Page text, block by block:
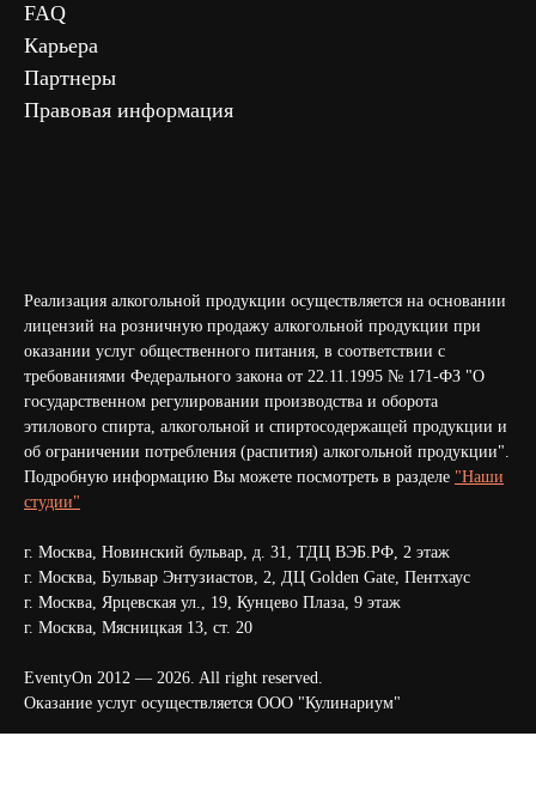
FAQ
Карьера
Партнеры
Правовая информация
Реализация алкогольной продукции осуществляется на основании
лицензий на розничную продажу алкогольной продукции при
оказании услуг общественного питания, в соответствии с
требованиями Федерального закона от 22.11.1995 № 171-ФЗ "О
государственном регулировании производства и оборота
этилового спирта, алкогольной и спиртосодержащей продукции и
об ограничении потребления (распития) алкогольной продукции".
Подробную информацию Вы можете посмотреть в разделе "Наши
студии"
г. Москва, Новинский бульвар, д. 31, ТДЦ ВЭБ.РФ, 2 этаж
г. Москва, Бульвар Энтузиастов, 2, ДЦ Golden Gate, Пентхаус
г. Москва, Ярцевская ул., 19, Кунцево Плаза, 9 этаж
г. Москва, Мясницкая 13, ст. 20
EventyOn 2012 — 2026. All right reserved.
Оказание услуг осуществляется ООО "Кулинариум"